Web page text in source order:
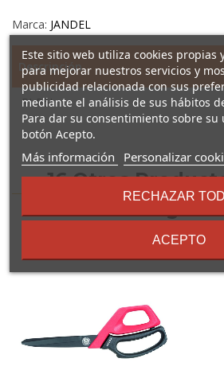
Marca: JANDEL
Descripción
PI-P5I
16 Otros
Misma Categoría:
Este sitio web utiliza cookies propias
para mejorar nuestros servicios y
publicidad relacionada con sus
mediante el análisis de sus hábitos
Para dar su consentimiento sobre su
botón Acepto.
Más información
sobre
términos
condiciones
Personalizar
RECHAZAR
ACEPTO